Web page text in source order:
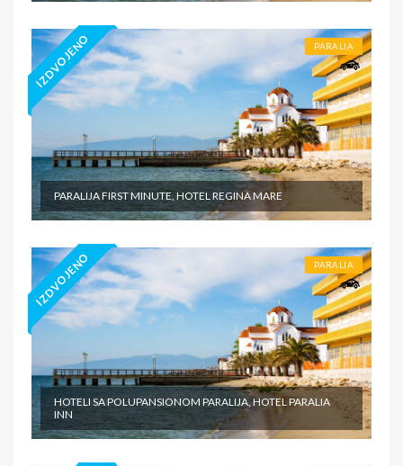
IZDVOJENO PARALIA
PARALIJA FIRST MINUTE, HOTEL REGINA MARE
IZDVOJENO PARALIA
HOTELI SA POLUPANSIONOM PARALIJA, HOTEL PARALIA
INN